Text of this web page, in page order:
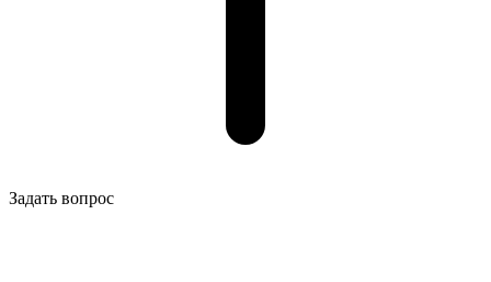
Задать вопрос